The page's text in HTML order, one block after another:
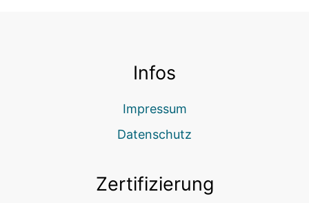
Infos
Impressum
Datenschutz
Zertifizierung